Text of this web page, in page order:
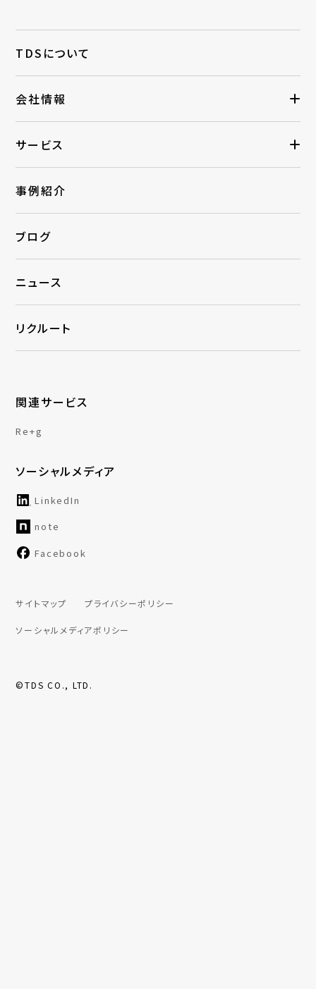
TDSについて
会社情報
サービス
事例紹介
ブログ
ニュース
リクルート
関連サービス
Re+g
ソーシャルメディア
LinkedIn
note
Facebook
サイトマップ プライバシーポリシー
ソーシャルメディアポリシー
©TDS CO., LTD.